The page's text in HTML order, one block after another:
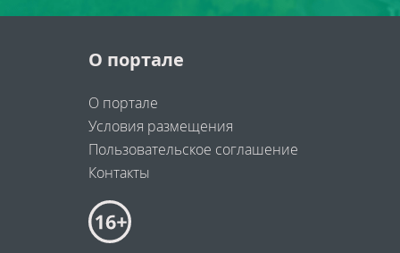
О портале
О портале
Условия размещения
Пользовательское соглашение
Контакты